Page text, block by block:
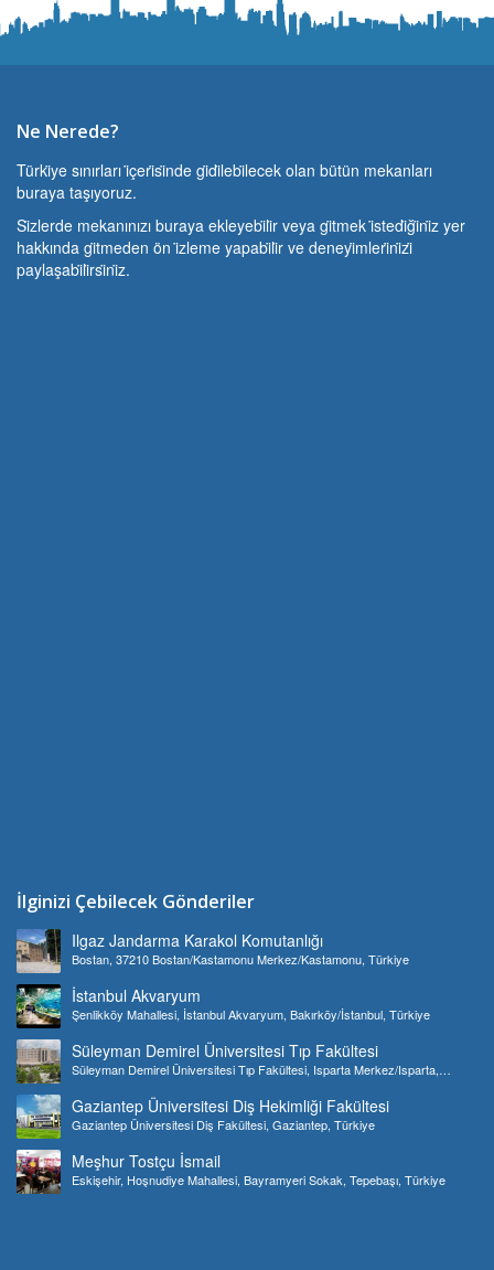
Ne Nerede?
Türki̇ye sınırları i̇çeri̇si̇nde gi̇di̇lebi̇lecek olan bütün mekanları
buraya taşıyoruz.
Si̇zlerde mekanınızı buraya ekleyebi̇li̇r veya gi̇tmek i̇stedi̇ği̇ni̇z yer
hakkında gi̇tmeden ön i̇zleme yapabi̇li̇r ve deneyi̇mleri̇ni̇zi̇
paylaşabi̇li̇rsi̇ni̇z.
İlginizi Çebilecek Gönderiler
Ilgaz Jandarma Karakol Komutanlığı
Bostan, 37210 Bostan/Kastamonu Merkez/Kastamonu, Türkiye
İstanbul Akvaryum
Şenlikköy Mahallesi, İstanbul Akvaryum, Bakırköy/İstanbul, Türkiye
Süleyman Demirel Üniversitesi Tıp Fakültesi
Süleyman Demirel Üniversitesi Tıp Fakültesi, Isparta Merkez/Isparta,
Gaziantep Üniversitesi Diş Hekimliği Fakültesi
Gaziantep Üniversitesi Diş Fakültesi, Gaziantep, Türkiye
Meşhur Tostçu İsmail
Eskişehir, Hoşnudiye Mahallesi, Bayramyeri Sokak, Tepebaşı, Türkiye